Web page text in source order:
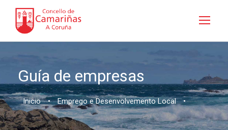
Guía de empresas
Inicio • Emprego e Desenvolvemento Local •